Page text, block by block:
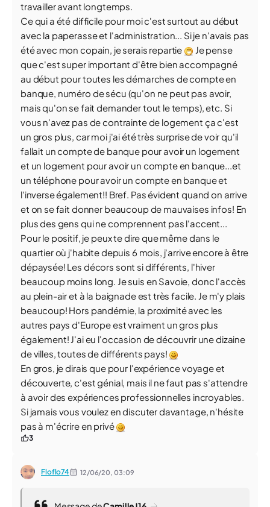
travailler avant longtemps.
Ce qui a été difficile pour moi c'est surtout au début
avec la paperasse et l'administration... Si je n'avais pas
été avec mon copain, je serais repartie
Je pense
que c'est super important d'être bien accompagné
au début pour toutes les démarches de compte en
banque, numéro de sécu (qu'on ne peut pas avoir,
mais qu'on se fait demander tout le temps), etc. Si
vous n'avez pas de contrainte de logement ça c'est
un gros plus, car moi j'ai été très surprise de voir qu'il
fallait un compte de banque pour avoir un logement
et un logement pour avoir un compte en banque...et
un téléphone pour avoir un compte en banque et
l'inverse également!! Bref. Pas évident quand on arrive
et on se fait donner beaucoup de mauvaises infos! En
plus des gens qui ne comprennent pas l'accent...
Pour le positif, je peux te dire que même dans le
quartier où j'habite depuis 6 mois, j'arrive encore à être
dépaysée! Les décors sont si différents, l'hiver
beaucoup moins long. Je suis en Savoie, donc l'accès
au plein-air et à la baignade est très facile. Je m'y plais
beaucoup! Hors pandémie, la proximité avec les
autres pays d'Europe est vraiment un gros plus
également! J'ai eu l'occasion de découvrir une dizaine
de villes, toutes de différents pays!
En gros, je dirais que pour l'expérience voyage et
découverte, c'est génial, mais il ne faut pas s'attendre
à avoir des expériences professionnelles incroyables.
Si jamais vous voulez en discuter davantage, n'hésite
pas à m'écrire en privé
3
Floflo74 12/06/20, 03:09